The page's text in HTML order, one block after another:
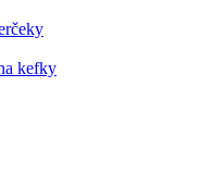
kefky